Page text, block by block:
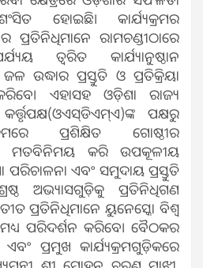
ହୋଇଛି। କାର୍ଯ୍ୟକ୍ରମର
ପ୍ରତିନିଧିମାନେ ରାମଚଣ୍ଡୀଠାରେ
ତ୍ୱରିତ କାର୍ଯ୍ୟାନୁଷ୍ଠାନ
ଉଦ୍ଧାର ପ୍ରସ୍ତୁତି ଓ ପ୍ରତିକ୍ରିୟା
ଏହାସହ ଓଡ଼ିଶା ରାଜ୍ୟ
ପକ୍ଷରୁ
ପ୍ରଶିକ୍ଷିତ ଗୋଷ୍ଠୀର
ସହ ମତବିନିମୟ କରି ଉପକୂଳୀୟ
ଏବଂ ସମୁଦାୟ ପ୍ରସ୍ତୁତି
ଅଭ୍ୟାସଗୁଡ଼ିକୁ ପ୍ରତିନିଧିଗଣ
ପ୍ରତିନିଧିମାନେ ୟୁନେସ୍କୋ ବିଶ୍ୱ
ପରିଦର୍ଶନ କରିବେ। ବୈଠକର
ପ୍ରମୁଖ କାର୍ଯ୍ୟକ୍ରମଗୁଡ଼ିକରେ